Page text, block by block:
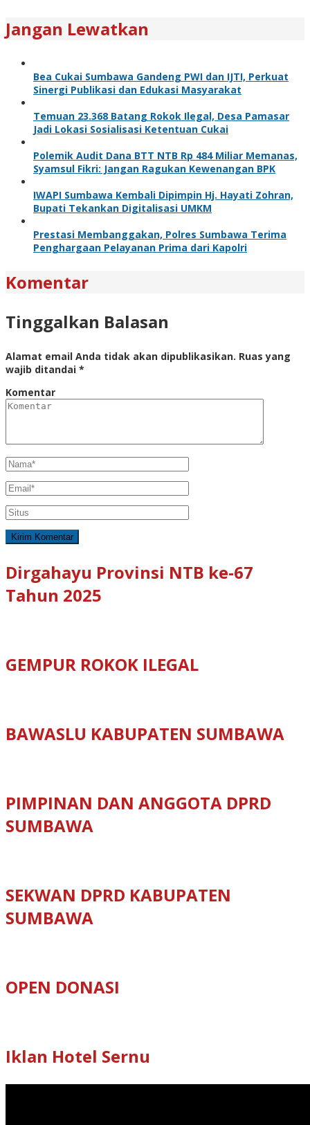
Jangan Lewatkan
Bea Cukai Sumbawa Gandeng PWI dan IJTI, Perkuat
Sinergi Publikasi dan Edukasi Masyarakat
Temuan 23.368 Batang Rokok Ilegal, Desa Pamasar
Jadi Lokasi Sosialisasi Ketentuan Cukai
Polemik Audit Dana BTT NTB Rp 484 Miliar Memanas,
Syamsul Fikri: Jangan Ragukan Kewenangan BPK
IWAPI Sumbawa Kembali Dipimpin Hj. Hayati Zohran,
Bupati Tekankan Digitalisasi UMKM
Prestasi Membanggakan, Polres Sumbawa Terima
Penghargaan Pelayanan Prima dari Kapolri
Komentar
Tinggalkan Balasan
Alamat email Anda tidak akan dipublikasikan. Ruas yang
wajib ditandai *
Komentar
Dirgahayu Provinsi NTB ke-67
Tahun 2025
GEMPUR ROKOK ILEGAL
BAWASLU KABUPATEN SUMBAWA
PIMPINAN DAN ANGGOTA DPRD
SUMBAWA
SEKWAN DPRD KABUPATEN
SUMBAWA
OPEN DONASI
Iklan Hotel Sernu